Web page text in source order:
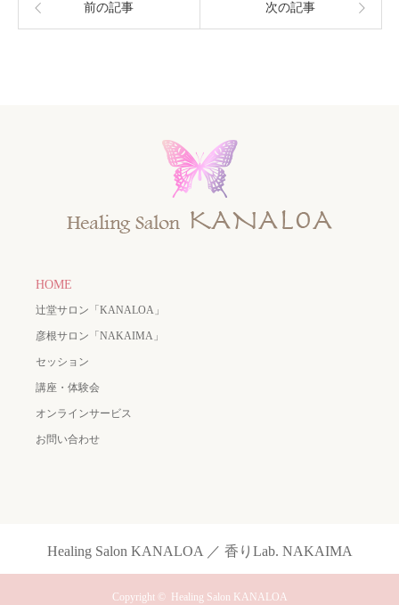
前の記事 次の記事
HOME
辻堂サロン「KANALOA」
彦根サロン「NAKAIMA」
セッション
講座・体験会
オンラインサービス
お問い合わせ
Healing Salon KANALOA ／ 香りLab. NAKAIMA
Copyright © Healing Salon KANALOA